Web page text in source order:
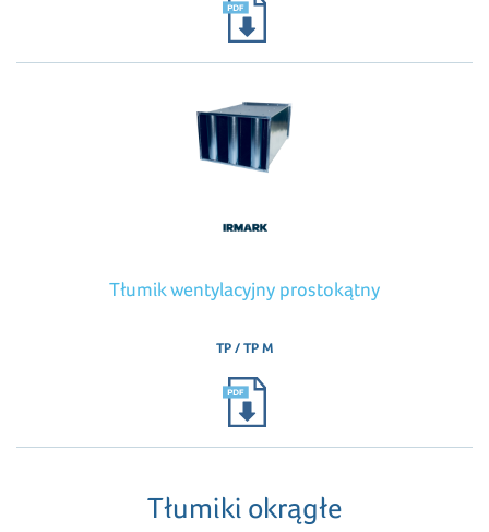
Tłumik wentylacyjny prostokątny
TP / TP M
Tłumiki okrągłe